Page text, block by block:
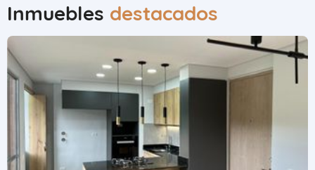
Inmuebles destacados